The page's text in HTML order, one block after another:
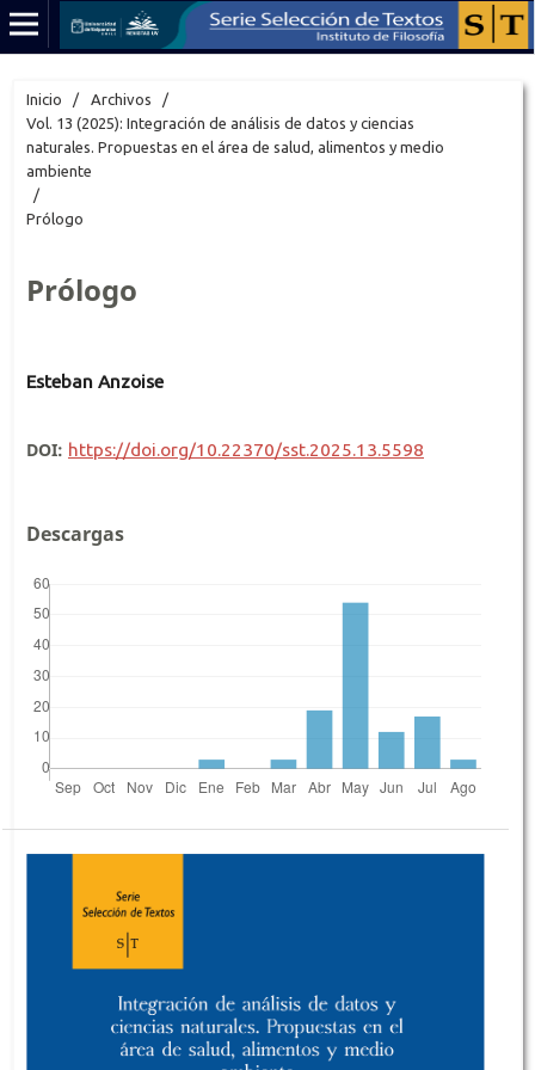
Inicio / Archivos
/
Vol. 13 (2025): Integración de análisis de datos y ciencias
naturales. Propuestas en el área de salud, alimentos y medio
ambiente
/
Prólogo
Prólogo
Esteban Anzoise
DOI: https://doi.org/10.22370/sst.2025.13.5598
Descargas